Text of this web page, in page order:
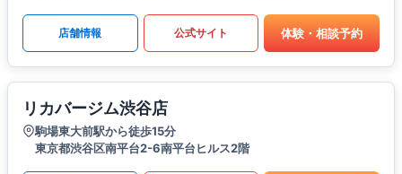
店舗情報 公式サイト 体験・相談予約
リカバージム渋谷店
駒場東大前駅から徒歩15分
東京都渋谷区南平台2-6南平台ヒルス2階